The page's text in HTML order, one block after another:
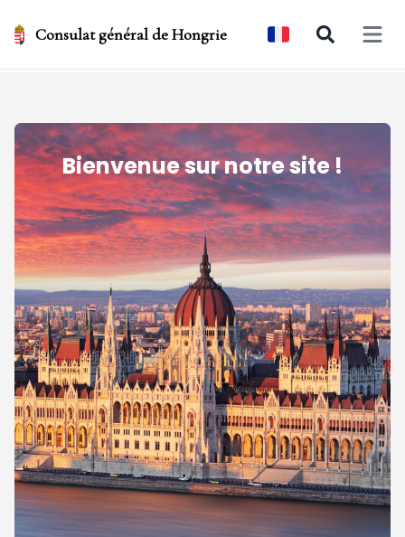
Consulat général de Hongrie Open
Bienvenue sur notre site !